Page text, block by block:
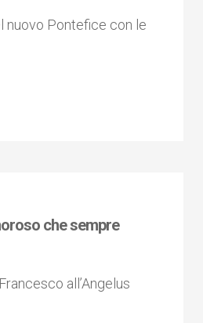
nuovo Pontefice con le
che sempre
all’Angelus